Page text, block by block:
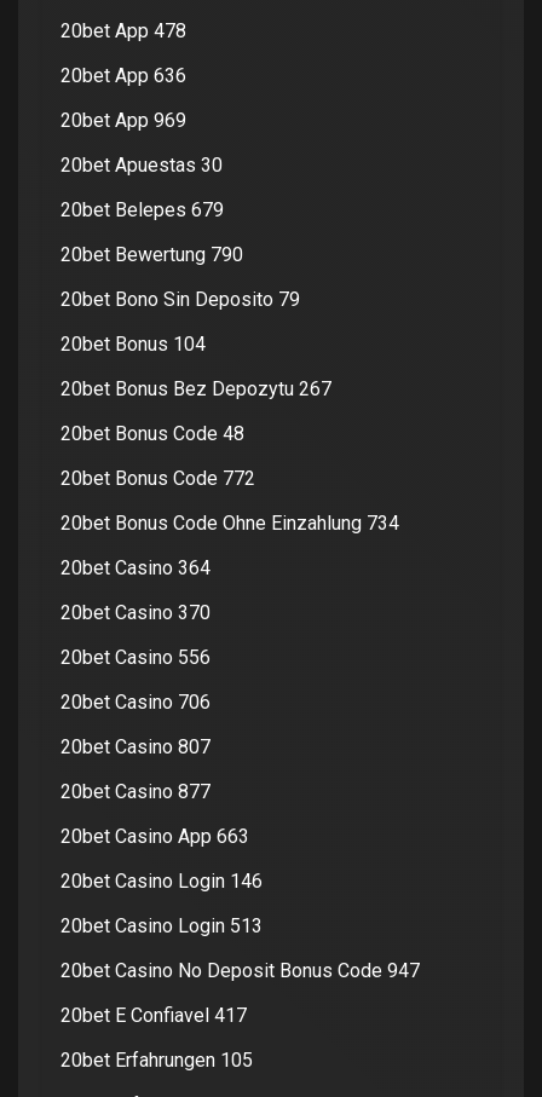
20bet App 478
20bet App 636
20bet App 969
20bet Apuestas 30
20bet Belepes 679
20bet Bewertung 790
20bet Bono Sin Deposito 79
20bet Bonus 104
20bet Bonus Bez Depozytu 267
20bet Bonus Code 48
20bet Bonus Code 772
20bet Bonus Code Ohne Einzahlung 734
20bet Casino 364
20bet Casino 370
20bet Casino 556
20bet Casino 706
20bet Casino 807
20bet Casino 877
20bet Casino App 663
20bet Casino Login 146
20bet Casino Login 513
20bet Casino No Deposit Bonus Code 947
20bet E Confiavel 417
20bet Erfahrungen 105